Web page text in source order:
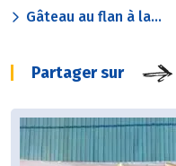
Gâteau au flan à la...
Partager sur